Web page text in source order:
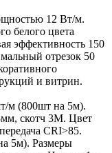
12 Вт/м.
белого цвета
эффективность 150
отрезок 50
и витрин.
м (800шт на 5м).
скотч 3М. Цвет
CRI>85.
5м). Размеры